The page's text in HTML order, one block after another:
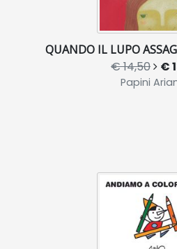
QUANDO IL LUPO
€ 14,50 €
Papini